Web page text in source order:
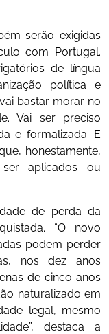
serão exigidas
com Portugal.
de língua
política e
bastar morar no
Vai ser preciso
e formalizada. E
honestamente,
aplicados ou
de perda da
“O novo
podem perder
nos dez anos
de cinco anos
naturalizado em
legal, mesmo
destaca a